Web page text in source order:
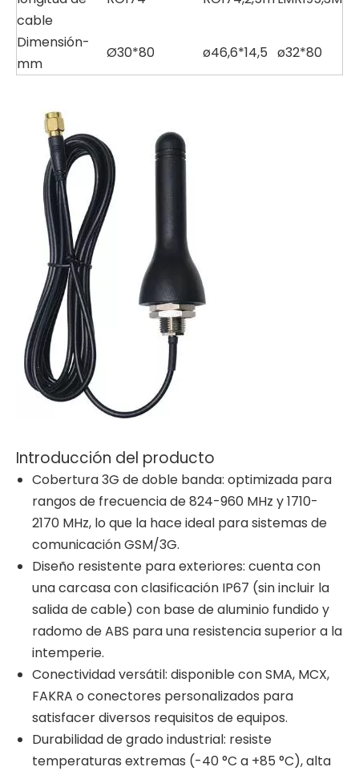
cable
Dimensión-
mm
Ø30*80 ø46,6*14,5 ø32*80
Introducción del producto
Cobertura 3G de doble banda: optimizada para
rangos de frecuencia de 824-960 MHz y 1710-
2170 MHz, lo que la hace ideal para sistemas de
comunicación GSM/3G.
Diseño resistente para exteriores: cuenta con
una carcasa con clasificación IP67 (sin incluir la
salida de cable) con base de aluminio fundido y
radomo de ABS para una resistencia superior a la
intemperie.
Conectividad versátil: disponible con SMA, MCX,
FAKRA o conectores personalizados para
satisfacer diversos requisitos de equipos.
Durabilidad de grado industrial: resiste
temperaturas extremas (-40 °C a +85 °C), alta